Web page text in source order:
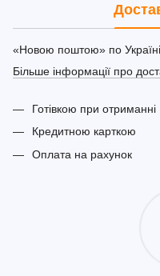
«Новою поштою» по
Більше інформації про
Готівкою при отриманні
Кредитною карткою
Оплата на рахунок